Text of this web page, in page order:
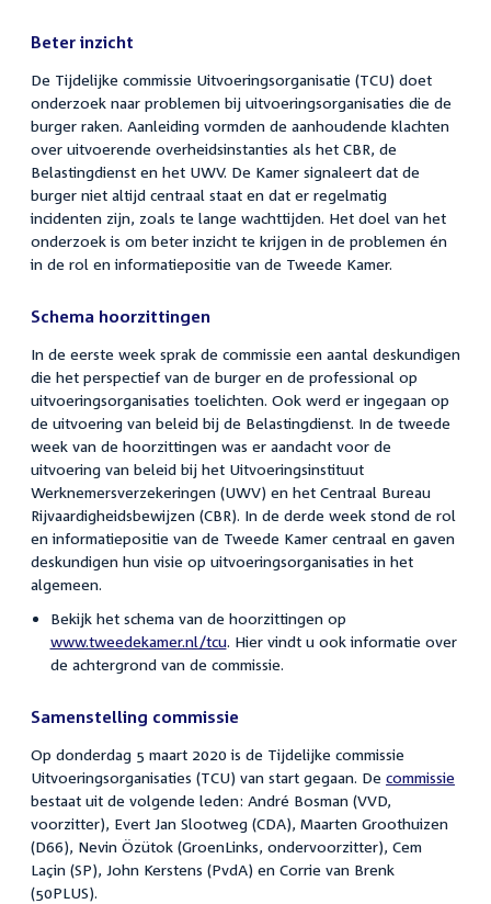
Beter inzicht
De Tijdelijke commissie Uitvoeringsorganisatie (TCU) doet
onderzoek naar problemen bij uitvoeringsorganisaties die de
burger raken. Aanleiding vormden de aanhoudende klachten
over uitvoerende overheidsinstanties als het CBR, de
Belastingdienst en het UWV. De Kamer signaleert dat de
burger niet altijd centraal staat en dat er regelmatig
incidenten zijn, zoals te lange wachttijden. Het doel van het
onderzoek is om beter inzicht te krijgen in de problemen én
in de rol en informatiepositie van de Tweede Kamer.
Schema hoorzittingen
In de eerste week sprak de commissie een aantal deskundigen
die het perspectief van de burger en de professional op
uitvoeringsorganisaties toelichten. Ook werd er ingegaan op
de uitvoering van beleid bij de Belastingdienst. In de tweede
week van de hoorzittingen was er aandacht voor de
uitvoering van beleid bij het Uitvoeringsinstituut
Werknemersverzekeringen (UWV) en het Centraal Bureau
Rijvaardigheidsbewijzen (CBR). In de derde week stond de rol
en informatiepositie van de Tweede Kamer centraal en gaven
deskundigen hun visie op uitvoeringsorganisaties in het
algemeen.
Bekijk het schema van de hoorzittingen op
www.tweedekamer.nl/tcu. Hier vindt u ook informatie over
de achtergrond van de commissie.
Samenstelling commissie
Op donderdag 5 maart 2020 is de Tijdelijke commissie
Uitvoeringsorganisaties (TCU) van start gegaan. De commissie
bestaat uit de volgende leden: André Bosman (VVD,
voorzitter), Evert Jan Slootweg (CDA), Maarten Groothuizen
(D66), Nevin Özütok (GroenLinks, ondervoorzitter), Cem
Laçin (SP), John Kerstens (PvdA) en Corrie van Brenk
(50PLUS).